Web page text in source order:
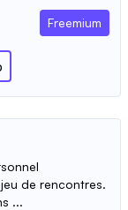
Freemium
de rencontres.
...